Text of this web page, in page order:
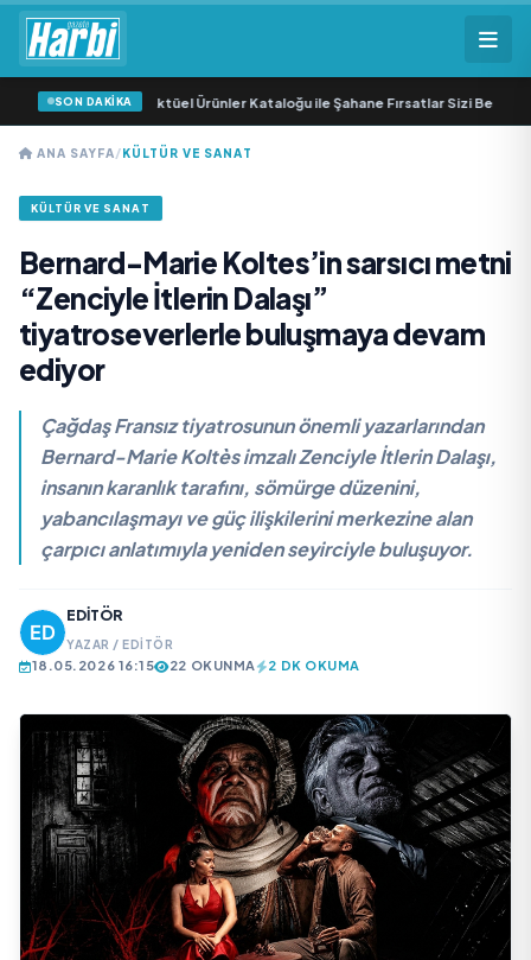
SON DAKİKA
11 Haziran 2026 Aktüel Ürünler Kataloğu ile Şahane Fırsatlar Sizi Bekliyor!
ANA SAYFA/KÜLTÜR VE SANAT
KÜLTÜR VE SANAT
Bernard-Marie Koltes’in sarsıcı metni
“Zenciyle İtlerin Dalaşı”
tiyatroseverlerle buluşmaya devam
ediyor
Çağdaş Fransız tiyatrosunun önemli yazarlarından
Bernard-Marie Koltès imzalı Zenciyle İtlerin Dalaşı,
insanın karanlık tarafını, sömürge düzenini,
yabancılaşmayı ve güç ilişkilerini merkezine alan
çarpıcı anlatımıyla yeniden seyirciyle buluşuyor.
EDITÖR
YAZAR / EDITÖR
18.05.2026 16:15 22 OKUNMA 2 DK OKUMA